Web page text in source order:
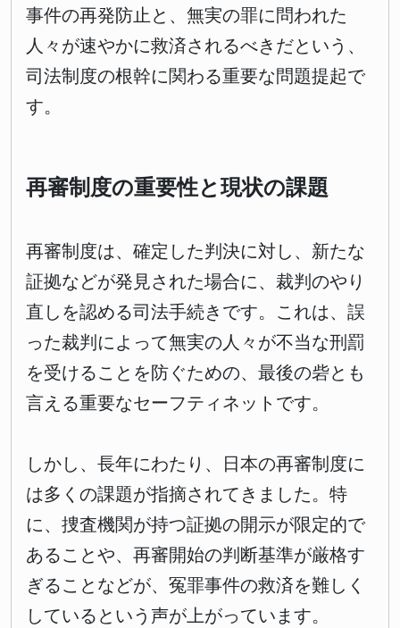
事件の再発防止と、無実の罪に問われた
人々が速やかに救済されるべきだという、
司法制度の根幹に関わる重要な問題提起で
す。
再審制度の重要性と現状の課題
再審制度は、確定した判決に対し、新たな
証拠などが発見された場合に、裁判のやり
直しを認める司法手続きです。これは、誤
った裁判によって無実の人々が不当な刑罰
を受けることを防ぐための、最後の砦とも
言える重要なセーフティネットです。
しかし、長年にわたり、日本の再審制度に
は多くの課題が指摘されてきました。特
に、捜査機関が持つ証拠の開示が限定的で
あることや、再審開始の判断基準が厳格す
ぎることなどが、冤罪事件の救済を難しく
しているという声が上がっています。